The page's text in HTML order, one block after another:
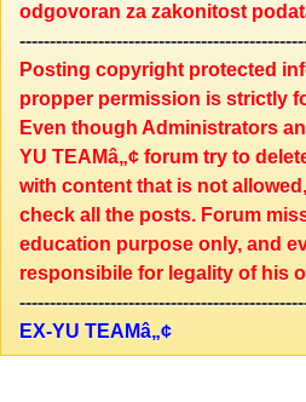
odgovoran za zakonitost
Posting copyright protected
propper permission is strictly
Even though Administrators
YU TEAMâ„¢ forum try to
with content that is not
check all the posts. Forum
education purpose only, and
responsibile for legality of his
EX-YU TEAMâ„¢